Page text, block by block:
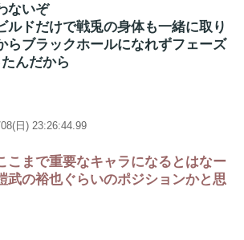
ないぞ
ルドだけで戦兎の身体も一緒に取り
らブラックホールになれずフェーズ
んだから
08(日) 23:26:44.99
こまで重要なキャラになるとはなー
武の裕也ぐらいのポジションかと思